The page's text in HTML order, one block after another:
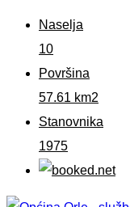
Naselja
10
Površina
57.61 km2
Stanovnika
1975